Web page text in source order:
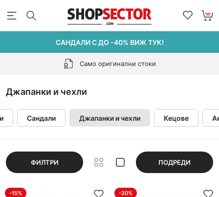
САНДАЛИ С ДО -40% ВИЖ ТУК!
Само оригинални стоки
Джапанки и чехли
Сандали Джапанки и чехли Кецове
ФИЛТРИ ПОДРЕДИ
-15% -20%